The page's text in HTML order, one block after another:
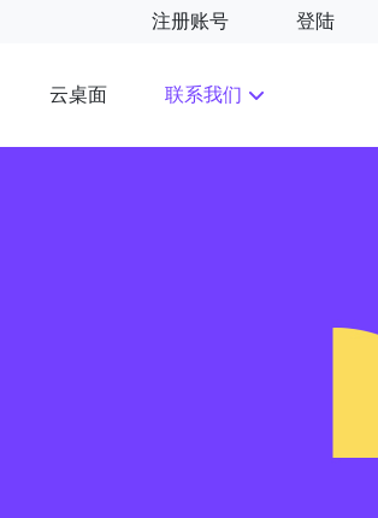
注册账号 登陆
云桌面 联系我们